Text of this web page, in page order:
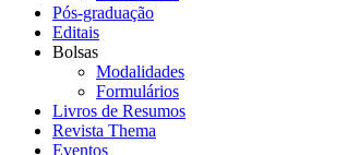
Pós-graduação
Editais
Bolsas
Modalidades
Formulários
Livros de Resumos
Revista Thema
Eventos